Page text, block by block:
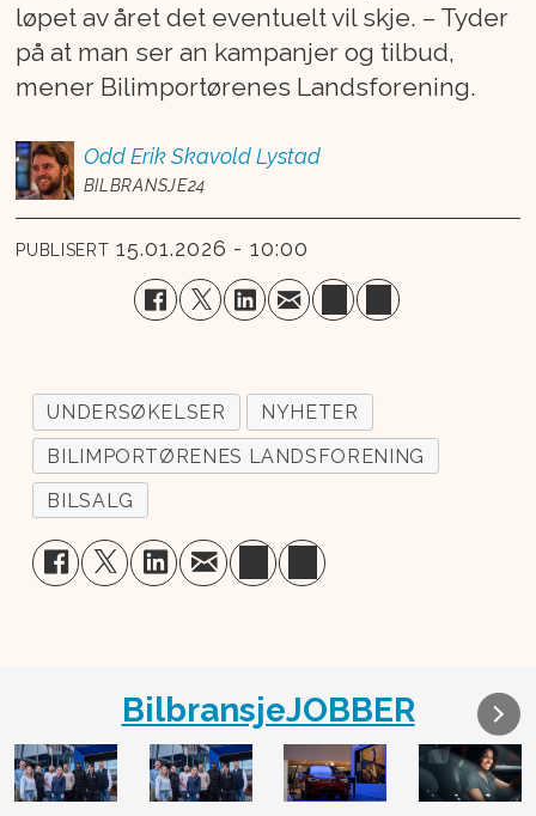
løpet av året det eventuelt vil skje. – Tyder
på at man ser an kampanjer og tilbud,
mener Bilimportørenes Landsforening.
Odd Erik Skavold Lystad
BILBRANSJE24
PUBLISERT 15.01.2026 - 10:00
UNDERSØKELSER
NYHETER
BILIMPORTØRENES LANDSFORENING
BILSALG
BilbransjeJOBBER